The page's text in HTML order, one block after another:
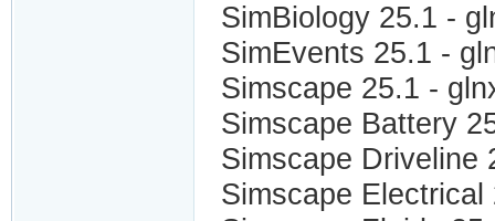
SimBiology 25.1 -
SimEvents 25.1 -
Simscape 25.1 -
Simscape Battery
Simscape Driveline
Simscape